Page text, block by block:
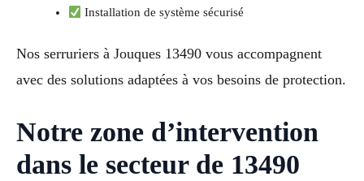
Installation de système sécurisé
Nos serruriers à Jouques 13490 vous accompagnent
avec des solutions adaptées à vos besoins de protection.
Notre zone d’intervention
dans le secteur de 13490